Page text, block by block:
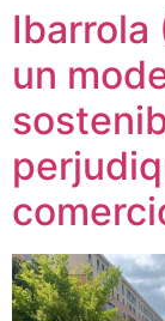
Ibarrola
un